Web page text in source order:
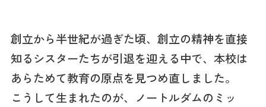
創立から半世紀が過ぎた頃、創立の精神を直接
知るシスターたちが引退を迎える中で、本校は
あらためて教育の原点を見つめ直しました。
こうして生まれたのが、ノートルダムのミッ